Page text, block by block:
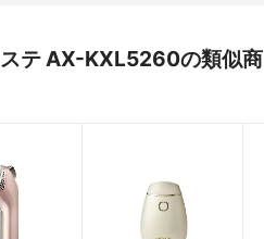
テ AX-KXL5260の類似商